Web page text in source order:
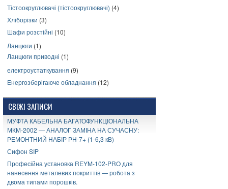
Тістоокруглювачі (тістоокруглювачі) (4)
Хліборізки (3)
Шафи розстійні (10)
Ланцюги (1)
Ланцюги приводні (1)
електроустаткування (9)
Енергозберігаюче обладнання (12)
СВІЖІ ЗАПИСИ
МУФТА КАБЕЛЬНА БАГАТОФУНКЦІОНАЛЬНА
МКМ-2002 — АНАЛОГ ЗАМІНА НА СУЧАСНУ:
РЕМОНТНИЙ НАБІР РН-7+ (1-6,3 кВ)
Сифон SIP
Професійна установка REYM-102-PRO для
нанесення металевих покриттів — робота з
двома типами порошків.